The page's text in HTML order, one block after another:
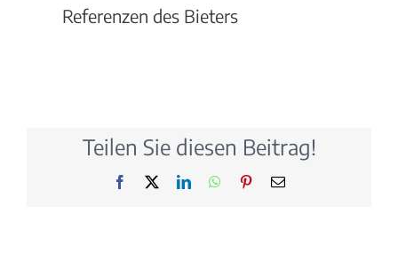
Referenzen des Bieters
Teilen Sie diesen Beitrag!
Facebook LinkedInWhatsApp
Pinterest
E-